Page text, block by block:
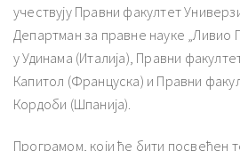
учествују Правни факултет
Департман за правне науке „Ливио
у Удинама (Италија), Правни
Капитол (Француска) и Правни
Кордоби (Шпанија).
Програмом, који ће бити посвећен